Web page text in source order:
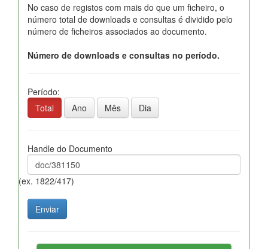
No caso de registos com mais do que um ficheiro, o
número total de downloads e consultas é dividido pelo
número de ficheiros associados ao documento.
Número de downloads e consultas no período.
Período:
Total
Ano Mês Dia
Handle do Documento
(ex. 1822/417)